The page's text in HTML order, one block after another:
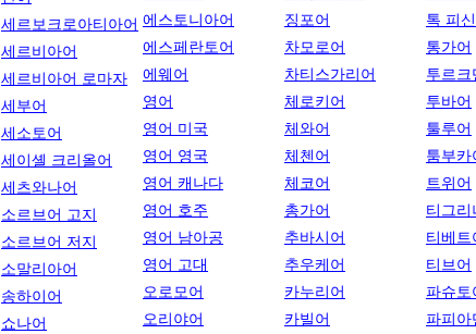
세르보크로아티아어
세르비아어
세르비아어 로마자
세부어
세소토어
세이셸 크리올어
세츠와나어
소르브어 고지
소르브어 저지
소말리아어
송하이어
쇼나어
에스토니아어
에스페란토어
에웨어
영어
영어 미국
영어 영국
영어 캐나다
영어 호주
영어 남아공
영어 고대
오로모어
오리야어
징포어
차모로어
차티스가리어
체로키어
체와어
체첸어
체코어
총가어
추바시어
추우케어
카누리어
카빌어
톡 피
통가어
투르크
투바어
툴루어
툼부카
트위어
티그리
티베트
티브어
파슈토
파피아